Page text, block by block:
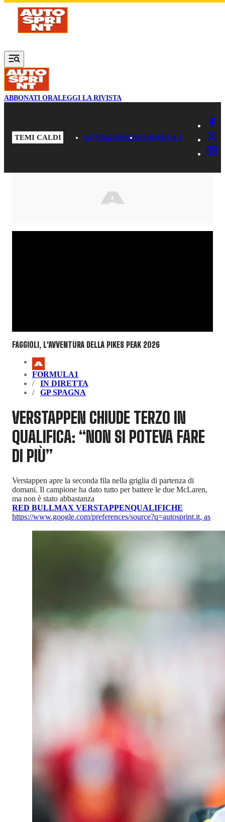
Vai al contenuto principale
ABBONATI ORALEGGI LA RIVISTA
TEMI CALDI GP UNGHERIAFORMULA 1
FAGGIOLI, L'AVVENTURA DELLA PIKES PEAK 2026
FORMULA1
IN DIRETTA
GP SPAGNA
VERSTAPPEN CHIUDE TERZO IN
QUALIFICA: “NON SI POTEVA FARE
DI PIÙ”
Verstappen apre la seconda fila nella griglia di partenza di
domani. Il campione ha dato tutto per battere le due McLaren,
ma non è stato abbastanza
RED BULLMAX VERSTAPPENQUALIFICHE
https://www.google.com/preferences/source?q=autosprint.it, as